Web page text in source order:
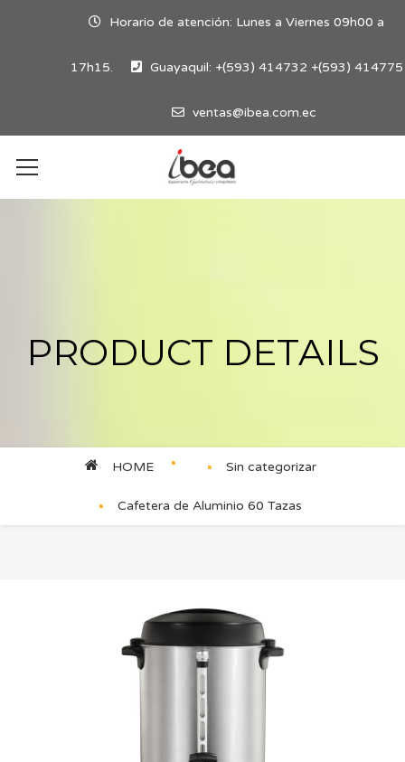
Horario de atención: Lunes a Viernes 09h00 a
17h15. Guayaquil: +(593) 414732 +(593) 414775
ventas@ibea.com.ec
PRODUCT DETAILS
HOME Sin categorizar
Cafetera de Aluminio 60 Tazas